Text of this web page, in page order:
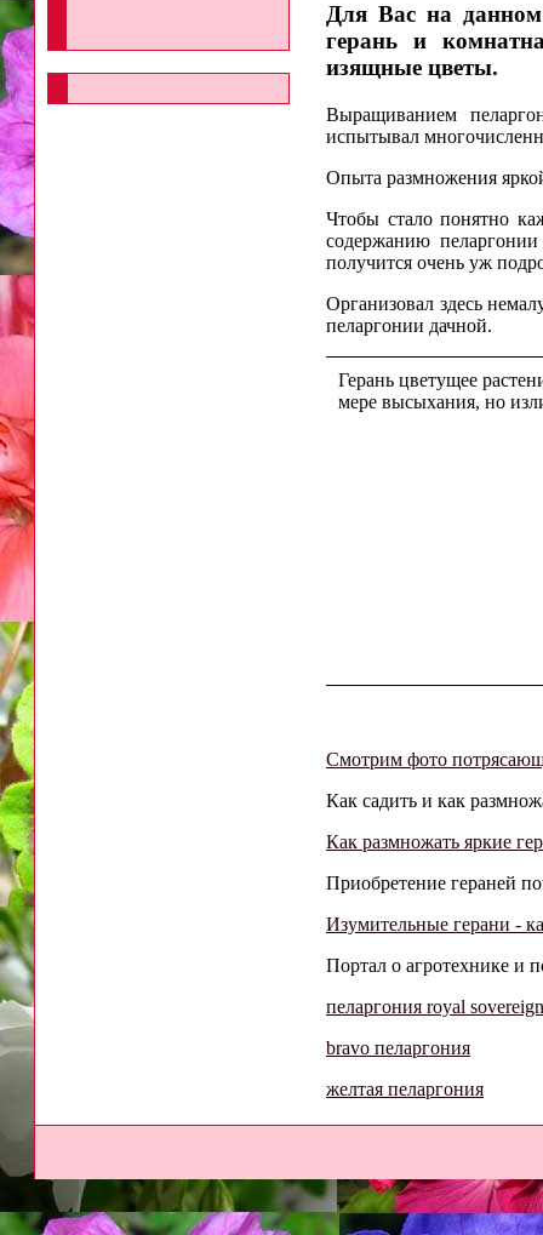
Для Вас на данном
герань и
изящные цветы.
Выращиванием
испытывал
Опыта размножения
Чтобы стало понятно
содержанию
получится очень уж
Организовал здесь
пеларгонии дачной.
Герань цветущее
мере высыхания, но
Смотрим фото
Как садить и как
Как размножать яркие
Приобретение гераней
Изумительные герани -
Портал о агротехнике и
пеларгония royal sovereign
bravo пеларгония
желтая пеларгония